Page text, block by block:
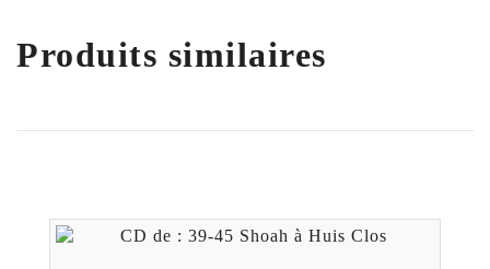
Produits similaires